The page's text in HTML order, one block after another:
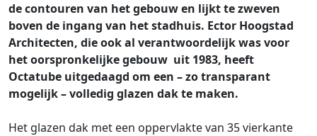
de contouren van het gebouw en lijkt te zweven
boven de ingang van het stadhuis. Ector Hoogstad
Architecten, die ook al verantwoordelijk was voor
het oorspronkelijke gebouw uit 1983, heeft
Octatube uitgedaagd om een – zo transparant
mogelijk – volledig glazen dak te maken.
Het glazen dak met een oppervlakte van 35 vierkante